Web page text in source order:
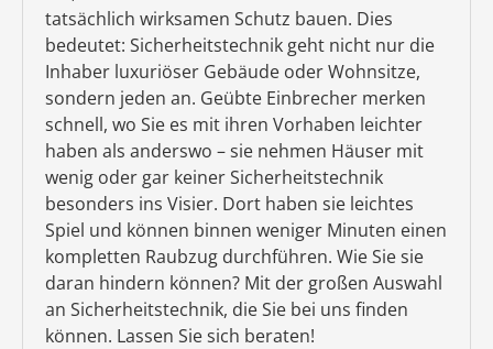
tatsächlich wirksamen Schutz bauen. Dies
bedeutet: Sicherheitstechnik geht nicht nur die
Inhaber luxuriöser Gebäude oder Wohnsitze,
sondern jeden an. Geübte Einbrecher merken
schnell, wo Sie es mit ihren Vorhaben leichter
haben als anderswo – sie nehmen Häuser mit
wenig oder gar keiner Sicherheitstechnik
besonders ins Visier. Dort haben sie leichtes
Spiel und können binnen weniger Minuten einen
kompletten Raubzug durchführen. Wie Sie sie
daran hindern können? Mit der großen Auswahl
an Sicherheitstechnik, die Sie bei uns finden
können. Lassen Sie sich beraten!